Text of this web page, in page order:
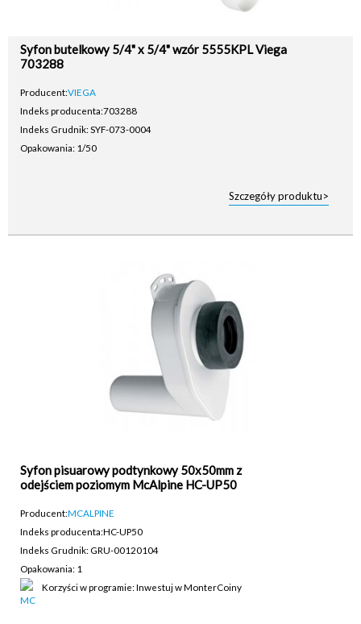
Syfon butelkowy 5/4" x 5/4" wzór 5555KPL Viega
703288
Producent:VIEGA
Indeks producenta:703288
Indeks Grudnik: SYF-073-0004
Opakowania: 1/50
Szczegóły produktu>
Syfon pisuarowy podtynkowy 50x50mm z
odejściem poziomym McAlpine HC-UP50
Producent:MCALPINE
Indeks producenta:HC-UP50
Indeks Grudnik: GRU-00120104
Opakowania: 1
Korzyści w programie: Inwestuj w MonterCoiny